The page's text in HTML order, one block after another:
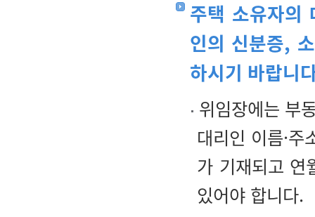
주택 소유자의
인의 신분증,
하시기 바랍니
위임장에는 부
대리인 이름·
가 기재되고 연
있어야 합니다.